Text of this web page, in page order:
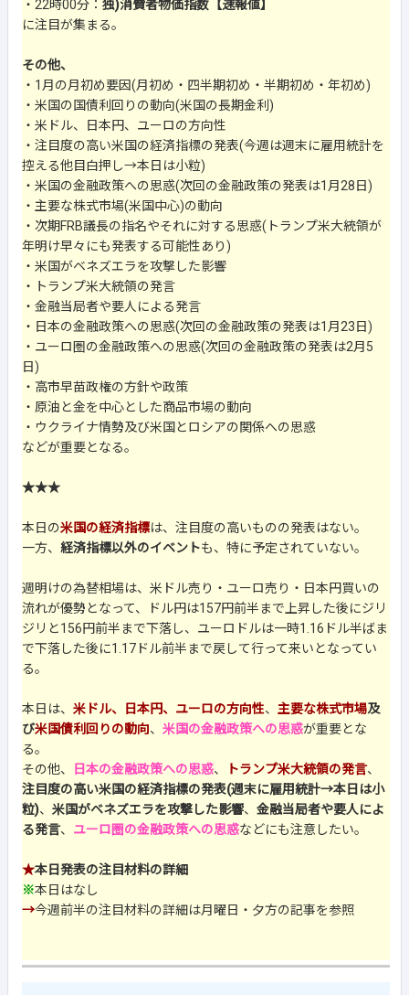
・22時00分： 独)消費者物価指数【速報値】
に注目が集まる。
その他、
・1月の月初め要因(月初め・四半期初め・半期初め・年初め)
・米国の国債利回りの動向(米国の長期金利)
・米ドル、日本円、ユーロの方向性
・注目度の高い米国の経済指標の発表(今週は週末に雇用統計を
控える他目白押し→本日は小粒)
・米国の金融政策への思惑(次回の金融政策の発表は1月28日)
・主要な株式市場(米国中心)の動向
・次期FRB議長の指名やそれに対する思惑(トランプ米大統領が
年明け早々にも発表する可能性あり)
・米国がベネズエラを攻撃した影響
・トランプ米大統領の発言
・金融当局者や要人による発言
・日本の金融政策への思惑(次回の金融政策の発表は1月23日)
・ユーロ圏の金融政策への思惑(次回の金融政策の発表は2月5
日)
・高市早苗政権の方針や政策
・原油と金を中心とした商品市場の動向
・ウクライナ情勢及び米国とロシアの関係への思惑
などが重要となる。
★★★
本日の米国の経済指標は、注目度の高いものの発表はない。
一方、 経済指標以外のイベントも、特に予定されていない。
週明けの為替相場は、米ドル売り・ユーロ売り・日本円買いの
流れが優勢となって、ドル円は157円前半まで上昇した後にジリ
ジリと156円前半まで下落し、ユーロドルは一時1.16ドル半ばま
で下落した後に1.17ドル前半まで戻して行って来いとなってい
る。
本日は、 米ドル、日本円、ユーロの方向性、 主要な株式市場及
び米国債利回りの動向、 米国の金融政策への思惑が重要とな
る。
その他、
日本の金融政策への思惑、 トランプ米大統領の発言、
注目度の高い米国の経済指標の発表(週末に雇用統計→本日は小
粒)、 米国がベネズエラを攻撃した影響、 金融当局者や要人によ
る発言、 ユーロ圏の金融政策への思惑などにも注意したい。
★本日発表の注目材料の詳細
※本日はなし
→今週前半の注目材料の詳細は月曜日・夕方の記事を参照